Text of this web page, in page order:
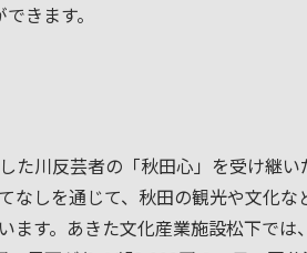
きます。
た川反芸者の「秋田心」を受け継い
なしを通じて、秋田の観光や文化な
ます。あきた文化産業施設松下では